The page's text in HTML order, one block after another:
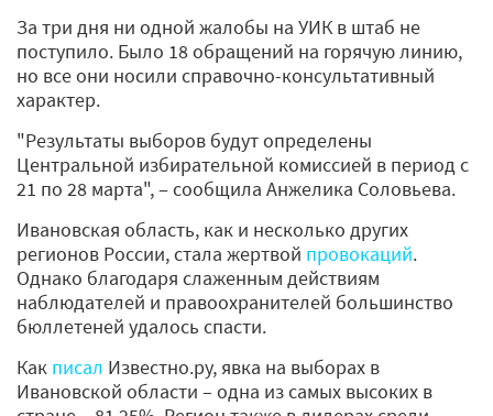
За три дня ни одной жалобы на УИК в штаб не
поступило. Было 18 обращений на горячую линию,
но все они носили справочно-консультативный
характер.
"Результаты выборов будут определены
Центральной избирательной комиссией в период с
21 по 28 марта", ‒ сообщила Анжелика Соловьева.
Ивановская область, как и несколько других
регионов России, стала жертвой провокаций.
Однако благодаря слаженным действиям
наблюдателей и правоохранителей большинство
бюллетеней удалось спасти.
Как писал Известно.ру, явка на выборах в
Ивановской области – одна из самых высоких в